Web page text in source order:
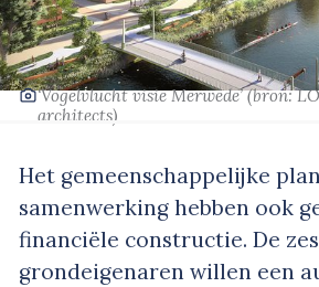
‘Vogelvlucht visie Merwede’(bron:
architects)
Het gemeenschappelijke
samenwerking hebben ook
financiële constructie. De
grondeigenaren willen een